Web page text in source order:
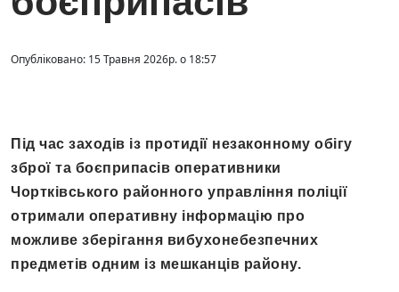
Опубліковано: 15 Травня 2026р. о 18:57
Під час заходів із протидії незаконному обігу
зброї та боєприпасів оперативники
Чортківського районного управління поліції
отримали оперативну інформацію про
можливе зберігання вибухонебезпечних
предметів одним із мешканців району.